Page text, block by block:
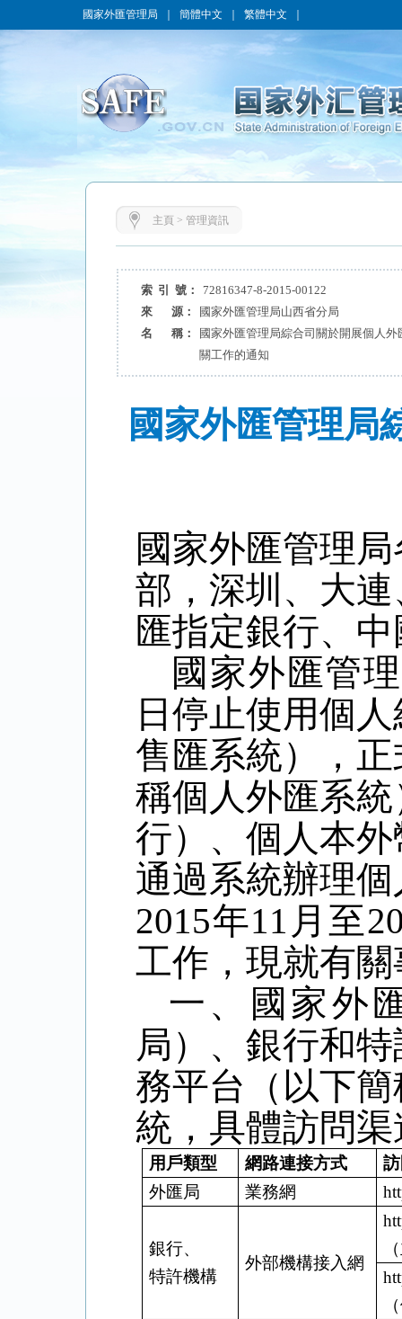
國家外匯管理局 簡體中文 繁體中文
主頁 > 管理資訊
索 引 號：
72816347-8-2015-00122
來 源：
國家外匯管理局山西省分局
名 稱：
國家外匯管理局綜合司關於開展個人
關工作的通知
國家外匯管理局
國家外匯管理
部，深圳、大
匯指定銀行、
國家外匯管
日停止使用個
售匯系統），
稱個人外匯系
行）、個人本
通過系統辦理
2015年11月至
工作，現就有
一、國家外
局）、銀行和
務平台（以下
統，具體訪問
用戶類型 網路連接方式
外匯局
業務網
銀行、
特許機構
外部機構接入網